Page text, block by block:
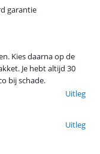
garantie
Kies daarna op de
Je hebt altijd 30
bij schade.
Uitleg
Uitleg